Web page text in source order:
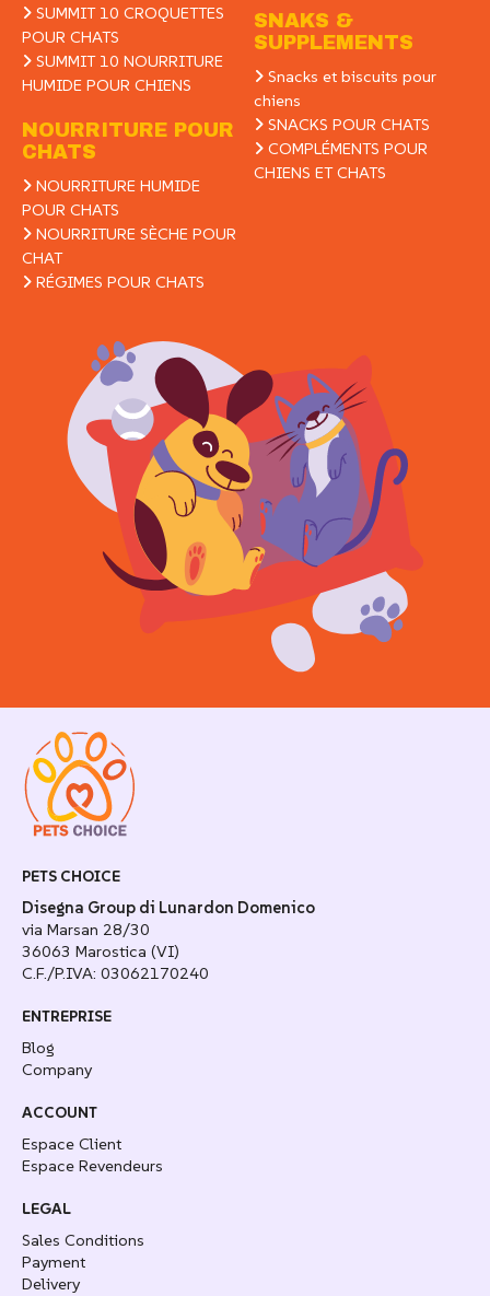
SUMMIT 10 CROQUETTES
POUR CHATS
SUMMIT 10 NOURRITURE
HUMIDE POUR CHIENS
NOURRITURE POUR
CHATS
NOURRITURE HUMIDE
POUR CHATS
NOURRITURE SÈCHE POUR
CHAT
RÉGIMES POUR CHATS
SNAKS &
SUPPLEMENTS
Snacks et biscuits pour
chiens
SNACKS POUR CHATS
COMPLÉMENTS POUR
CHIENS ET CHATS
PETS CHOICE
Disegna Group di Lunardon Domenico
via Marsan 28/30
36063 Marostica (VI)
C.F./P.IVA: 03062170240
ENTREPRISE
Blog
Company
ACCOUNT
Espace Client
Espace Revendeurs
LEGAL
Sales Conditions
Payment
Delivery